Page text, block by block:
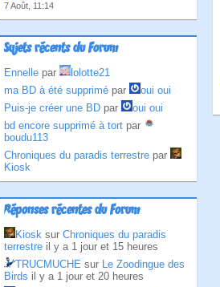
7 Août, 11:14
Sujets récents du Forum
Ennelle par
lolotte21
ma BD à été supprimé par
oui oui
Puis-je créer une BD par
oui oui
bd encore supprimé à tort par
boudu113
Chroniques du paradis terrestre par
Kiosk
Réponses récentes du Forum
Kiosk sur Chroniques du paradis
terrestre il y a 1 jour et 15 heures
TRUCMUCHE sur Le Zoodingue des
Birds il y a 1 jour et 20 heures